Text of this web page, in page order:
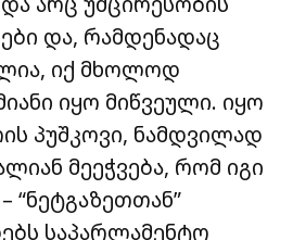
და, რამდენადაც
იქ მხოლოდ
იყო მიწვეული. იყო
პუშკოვი, ნამდვილად
მეეჭვება, რომ იგი
“ნეტგაზეთთან”
საპარლამენტო